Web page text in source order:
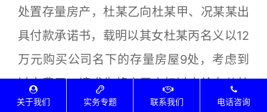
处置存量房产，杜某乙向杜某甲、况某某出
具付款承诺书，载明以其女杜某丙名义以12
万元购买公司名下的存量房屋9处，考虑到
过户费用，请求先将房屋产权过户给女儿杜
某丙，产权证由杜某甲、况某某保管，继续
关于我们 实务专题 联系我们 电话咨询